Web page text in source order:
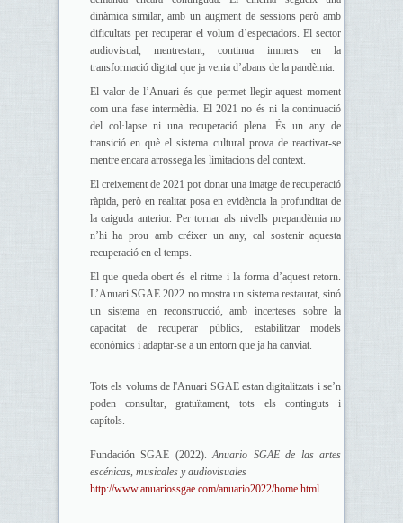
dinàmica similar, amb un augment de sessions però amb
dificultats per recuperar el volum d’espectadors. El sector
audiovisual, mentrestant, continua immers en la
transformació digital que ja venia d’abans de la pandèmia.
El valor de l’Anuari és que permet llegir aquest moment
com una fase intermèdia. El 2021 no és ni la continuació
del col·lapse ni una recuperació plena. És un any de
transició en què el sistema cultural prova de reactivar-se
mentre encara arrossega les limitacions del context.
El creixement de 2021 pot donar una imatge de recuperació
ràpida, però en realitat posa en evidència la profunditat de
la caiguda anterior. Per tornar als nivells prepandèmia no
n’hi ha prou amb créixer un any, cal sostenir aquesta
recuperació en el temps.
El que queda obert és el ritme i la forma d’aquest retorn.
L’Anuari SGAE 2022 no mostra un sistema restaurat, sinó
un sistema en reconstrucció, amb incerteses sobre la
capacitat de recuperar públics, estabilitzar models
econòmics i adaptar-se a un entorn que ja ha canviat.
Tots els volums de l'Anuari SGAE estan digitalitzats i se’n
poden consultar, gratuïtament, tots els continguts i
capítols.
Fundación SGAE (2022).Anuario SGAE de las artes
escénicas, musicales y audiovisuales
http://www.anuariossgae.com/anuario2022/home.html